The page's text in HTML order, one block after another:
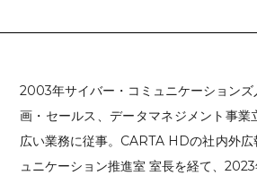
2003年サイバー・コミュニケーション
画・セールス、データマネジメント事業
広い業務に従事。CARTA HDの社内外広
ュニケーション推進室 室長を経て、2023